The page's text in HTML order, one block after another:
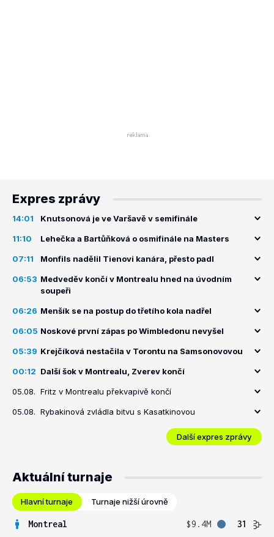
Expres zprávy
14:01 Knutsonová je ve Varšavě v semifinále
11:10 Lehečka a Bartůňková o osmifinále na Masters
07:11 Monfils nadělil Tienovi kanára, přesto padl
06:53 Medveděv končí v Montrealu hned na úvodním
soupeři
06:26 Menšík se na postup do třetího kola nadřel
06:05 Noskové první zápas po Wimbledonu nevyšel
05:39 Krejčíková nestačila v Torontu na Samsonovovou
00:12 Další šok v Montrealu, Zverev končí
05.08. Fritz v Montrealu překvapivě končí
05.08. Rybakinová zvládla bitvu s Kasatkinovou
Další expres zprávy
Aktuální turnaje
Hlavní turnaje Turnaje nižší úrovně
Montreal $9.4M
31